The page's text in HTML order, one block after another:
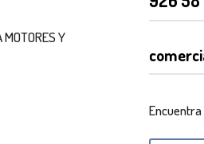
MOTORES Y